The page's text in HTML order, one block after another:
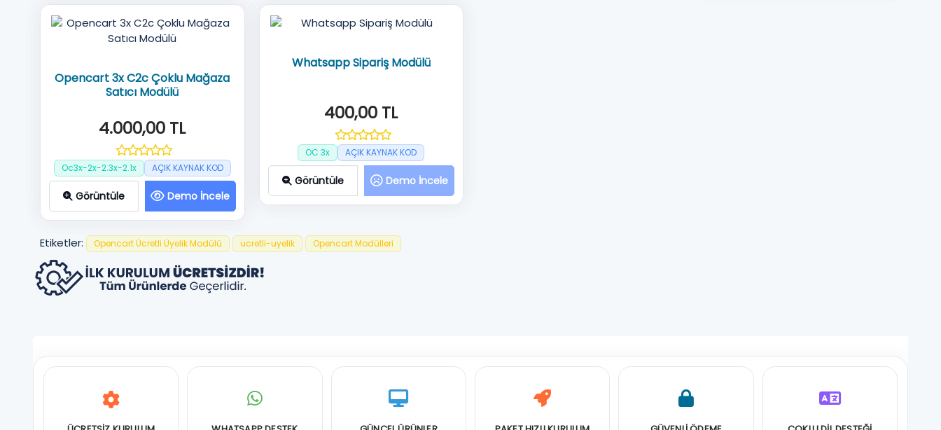
Opencart 3x C2c Çoklu Mağaza
Satıcı Modülü
4.000,00 TL
Oc3x-2x-2.3x-2.1x AÇIK KAYNAK KOD
Görüntüle Demo İncele
Whatsapp Sipariş Modülü
400,00 TL
OC 3x AÇIK KAYNAK KOD
Görüntüle Demo İncele
Etiketler: Opencart Ücretli Üyelik Modülü ucretli-uyelik Opencart Modülleri